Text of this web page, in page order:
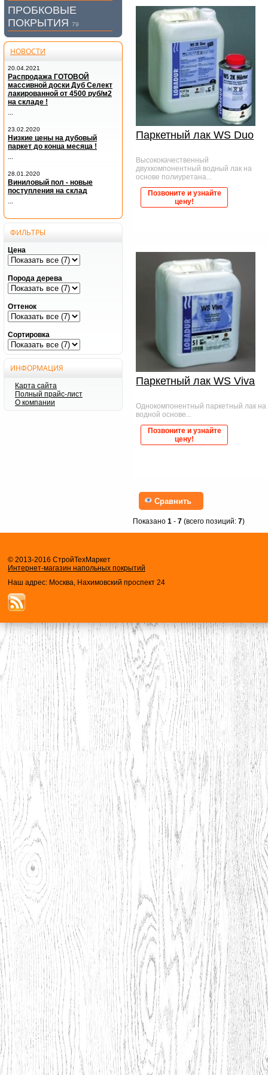
Паркетный лак WS Duo
Высококачественный
двухкомпонентный водный лак на
основе полиуретана...
Позвоните и узнайте
цену!
Паркетный лак WS Viva
Однокомпонентный паркетный лак на
водной основе...
Позвоните и узнайте
цену!
Сравнить
Показано1 -7 (всего позиций:7)
ПРОБКОВЫЕ
ПОКРЫТИЯ 79
НОВОСТИ
20.04.2021
Распродажа ГОТОВОЙ
массивной доски Дуб Селект
лакированной от 4500 руб/м2
на складе !
23.02.2020
Низкие цены на дубовый
паркет до конца месяца !
28.01.2020
Виниловый пол - новые
поступления на склад
...
ФИЛЬТРЫ
Цена
Порода дерева
Оттенок
Сортировка
ИНФОРМАЦИЯ
Карта сайта
Полный прайс-лист
О компании
© 2013-2016 СтройТехМаркет
Интернет-магазин напольных покрытий
Наш адрес: Москва, Нахимовский проспект 24